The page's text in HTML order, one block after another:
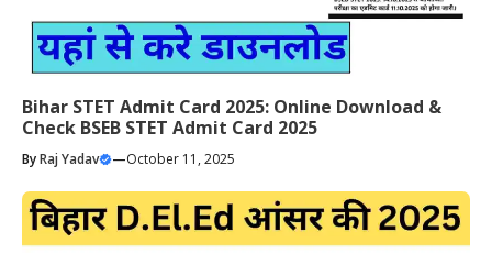
Bihar STET Admit Card 2025: Online Download &
Check BSEB STET Admit Card 2025
ByRaj Yadav —October 11, 2025